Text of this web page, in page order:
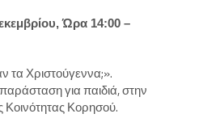
Ώρα 14:00 –
τα Χριστούγεννα;».
για παιδιά, στην
Κοινότητας Κορησού.